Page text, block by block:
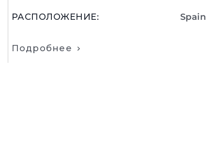
РАСПОЛОЖЕНИЕ: Spain
Подробнее